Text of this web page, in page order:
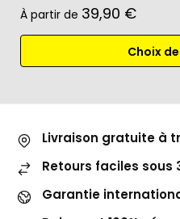
À partir de 39,90 €
Choix
Livraison gratuite à
Retours faciles sous
Garantie